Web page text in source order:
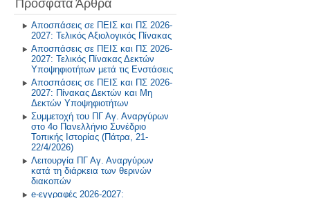
Πρόγραμμα Σίτισης και Υγιεινής
Διατροφής
Δραστηριότητες στο Σχολικό
Επαγγελματικό Προσανατολισμό
2018-2019
2017-2018
2016-2017
2015-2016
2014-2015
Παλαιότερη Έτη
Πρόσφατα Άρθρα
Αποσπάσεις σε ΠΕΙΣ και ΠΣ 2026-
2027: Τελικός Αξιολογικός Πίνακας
Αποσπάσεις σε ΠΕΙΣ και ΠΣ 2026-
2027: Τελικός Πίνακας Δεκτών
Υποψηφιοτήτων μετά τις Ενστάσεις
Αποσπάσεις σε ΠΕΙΣ και ΠΣ 2026-
2027: Πίνακας Δεκτών και Μη
Δεκτών Υποψηφιοτήτων
Συμμετοχή του ΠΓ Αγ. Αναργύρων
στο 4ο Πανελλήνιο Συνέδριο
Τοπικής Ιστορίας (Πάτρα, 21-
22/4/2026)
Λειτουργία ΠΓ Αγ. Αναργύρων
κατά τη διάρκεια των θερινών
διακοπών
e-εγγραφές 2026-2027: